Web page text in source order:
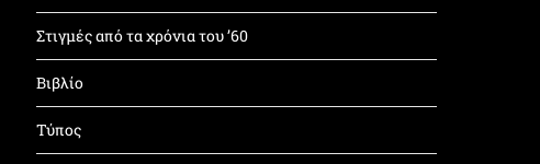
Στιγμές από τα χρόνια του ’60
Βιβλίο
Τύπος